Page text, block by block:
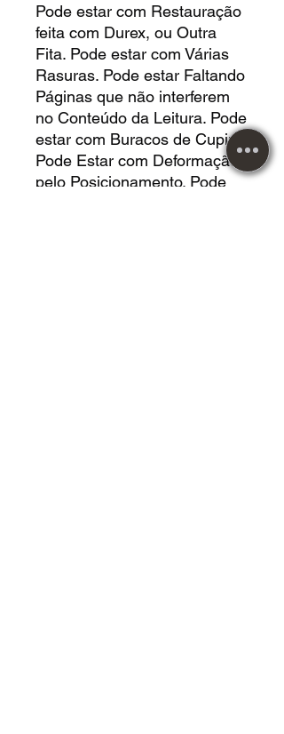
Pode estar com Restauração
feita com Durex, ou Outra
Fita. Pode estar com Várias
Rasuras. Pode estar Faltando
Páginas que não interferem
no Conteúdo da Leitura. Pode
estar com Buracos de Cupim.
Pode Estar com Deformação
pelo Posicionamento. Pode